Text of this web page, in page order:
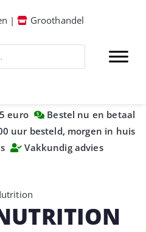
| Groothandel
euro
Bestel nu en betaal
uur besteld, morgen in huis
Vakkundig advies